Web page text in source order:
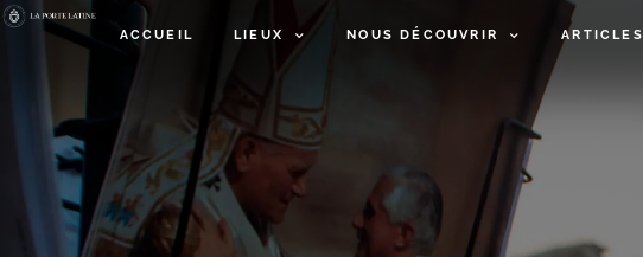
ACCUEIL LIEUX NOUS DÉCOUVRIR ARTICLES